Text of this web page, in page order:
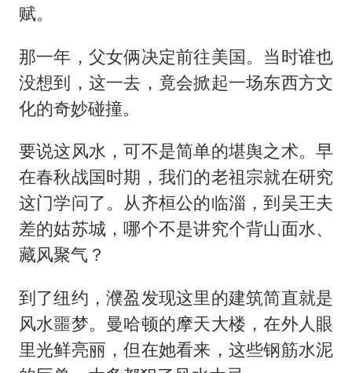
赋。
那一年，父女俩决定前往美国。当时谁也
没想到，这一去，竟会掀起一场东西方文
化的奇妙碰撞。
要说这风水，可不是简单的堪舆之术。早
在春秋战国时期，我们的老祖宗就在研究
这门学问了。从齐桓公的临淄，到吴王夫
差的姑苏城，哪个不是讲究个背山面水、
藏风聚气？
到了纽约，濮盈发现这里的建筑简直就是
风水噩梦。曼哈顿的摩天大楼，在外人眼
里光鲜亮丽，但在她看来，这些钢筋水泥